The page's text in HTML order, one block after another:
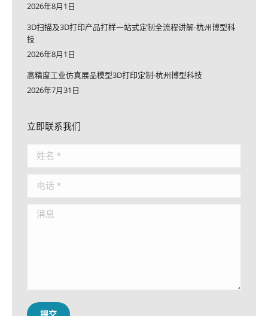
2026年8月1日
3D扫描及3D打印产品打样一站式定制全流程讲解-杭州博型科
技
2026年8月1日
高精度工业仿真展品模型3D打印定制-杭州博型科技
2026年7月31日
立即联系我们
姓名 *
电话 *
消息